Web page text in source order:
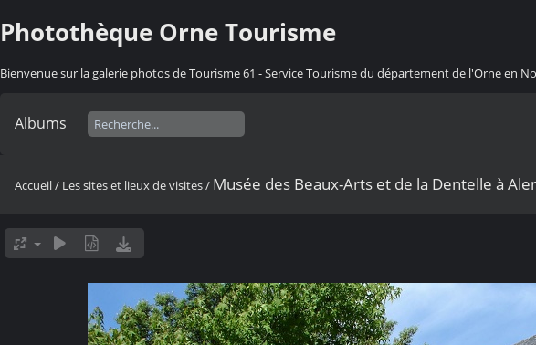
Photothèque Orne Tourisme
Bienvenue sur la galerie photos de Tourisme 61 - Service Tourisme du département de l'Orne en
Albums
Accueil/ Les sites et lieux de visites/ Musée des Beaux-Arts et de la Dentelle à